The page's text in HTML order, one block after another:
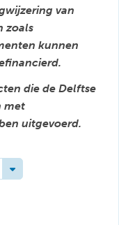
van
zoals
kunnen
die de Delftse
met
uitgevoerd.
Toggle Dropdown